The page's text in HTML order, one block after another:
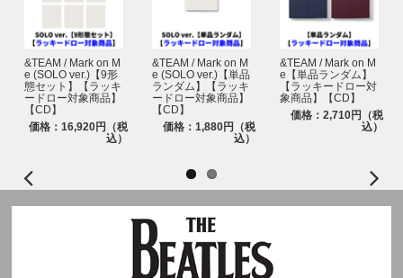
&TEAM / Mark on M
e (SOLO ver.)【9形
態セット】【ラッキ
ードロー対象商品】
【CD】
価格：16,920円（税
込）
&TEAM / Mark on M
e (SOLO ver.)【単品
ランダム】【ラッキ
ードロー対象商品】
【CD】
価格：1,880円（税
込）
&TEAM / Mark on M
e【単品ランダム】
【ラッキードロー対
象商品】【CD】
価格：2,710円（税
込）